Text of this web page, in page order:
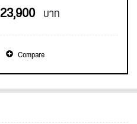
23,900 บาท
Compare